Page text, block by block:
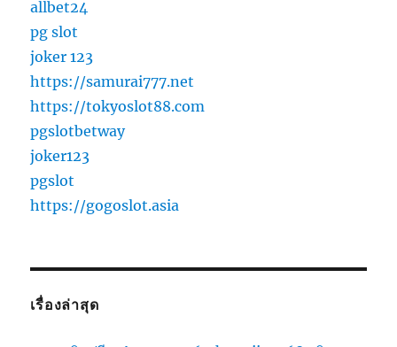
allbet24
pg slot
joker 123
https://samurai777.net
https://tokyoslot88.com
pgslotbetway
joker123
pgslot
https://gogoslot.asia
เรื่องล่าสุด